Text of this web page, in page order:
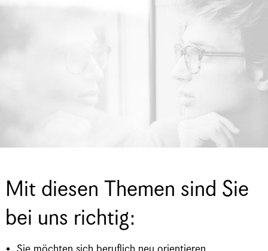
Mit diesen Themen sind Sie
bei uns richtig: